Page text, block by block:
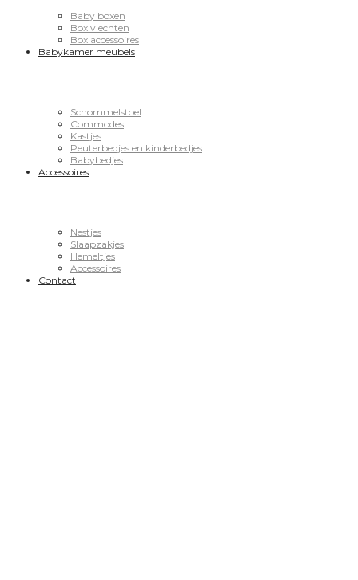
Baby boxen
Box vlechten
Box accessoires
Babykamer meubels
Schommelstoel
Commodes
Kastjes
Peuterbedjes en kinderbedjes
Babybedjes
Accessoires
Nestjes
Slaapzakjes
Hemeltjes
Accessoires
Contact